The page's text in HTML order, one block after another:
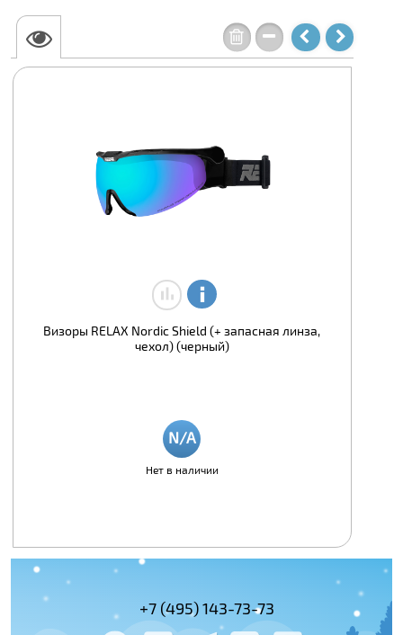
Визоры RELAX Nordic Shield (+ запасная линза,
чехол) (черный)
Нет в наличии
+7 (495) 143-73-73 +7 (800)
+7 (495)